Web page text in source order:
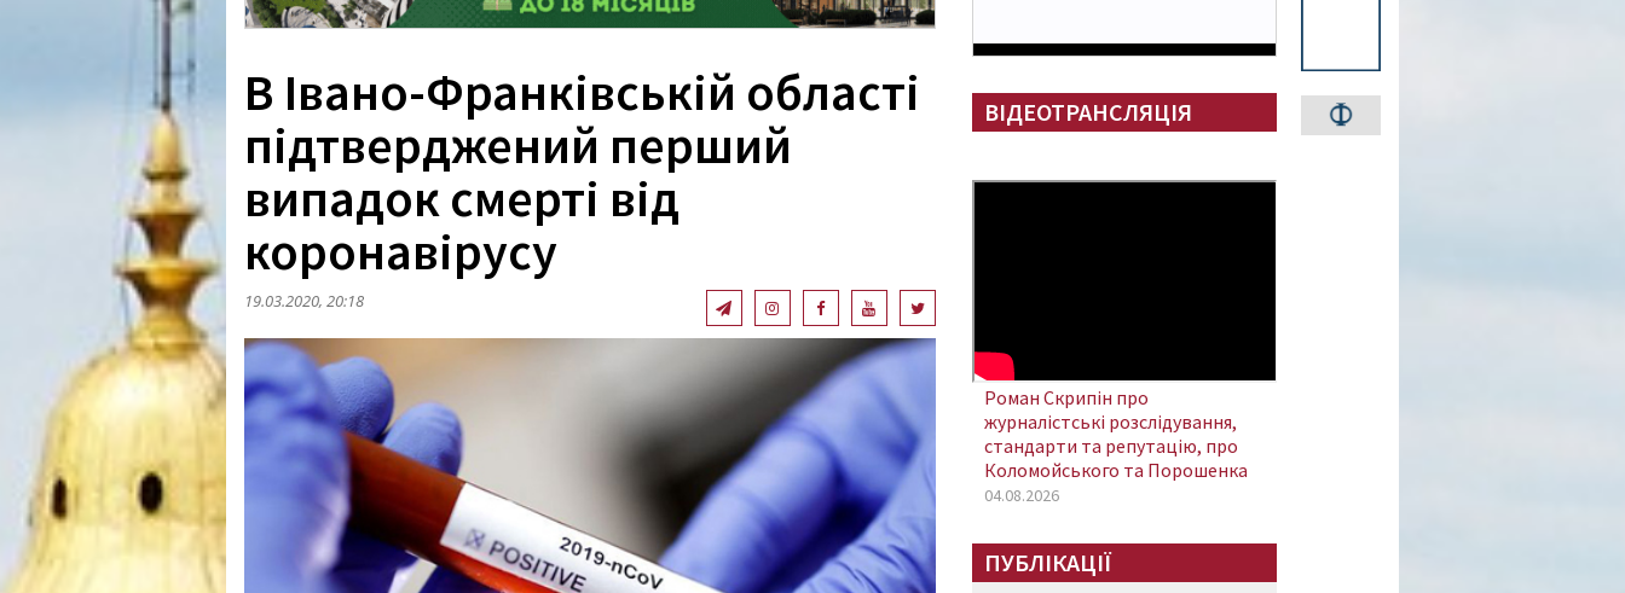
В Івано-Франківській області
підтверджений перший
випадок смерті від
коронавірусу
19.03.2020, 20:18
ВІДЕОТРАНСЛЯЦІЯ
Роман Скрипін про
журналістські розслідування,
стандарти та репутацію, про
Коломойського та Порошенка
04.08.2026
ПУБЛІКАЦІЇ